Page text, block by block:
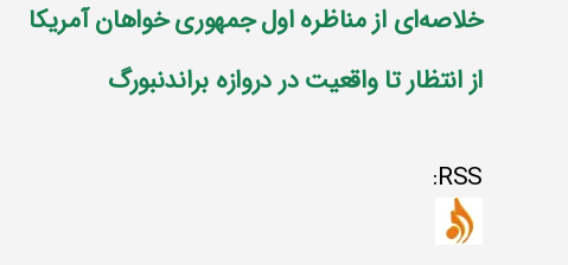
خلاصه‌ای از مناظره اول جمهوری خواهان آمریکا
از انتظار تا واقعیت در دروازه براندنبورگ
RSS: